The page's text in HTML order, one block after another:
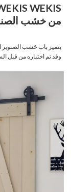
من خشب
وقد تم اختباره من قبل